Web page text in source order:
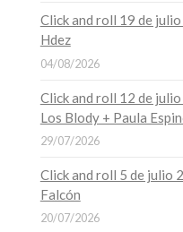
Click and roll 19 de
Hdez
04/08/2026
Click and roll 12 de
Los Blody + Paula
29/07/2026
Click and roll 5 de julio
Falcón
20/07/2026